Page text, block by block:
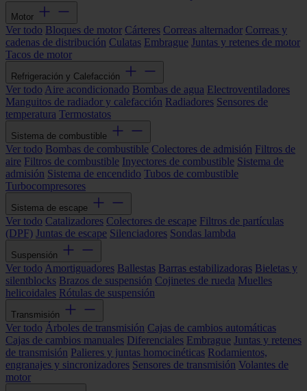
Motor
Ver todo Bloques de motor Cárteres Correas alternador Correas y
cadenas de distribución Culatas Embrague Juntas y retenes de motor
Tacos de motor
Refrigeración y Calefacción
Ver todo Aire acondicionado Bombas de agua Electroventiladores
Manguitos de radiador y calefacción Radiadores Sensores de
temperatura Termostatos
Sistema de combustible
Ver todo Bombas de combustible Colectores de admisión Filtros de
aire Filtros de combustible Inyectores de combustible Sistema de
admisión Sistema de encendido Tubos de combustible
Turbocompresores
Sistema de escape
Ver todo Catalizadores Colectores de escape Filtros de partículas
(DPF) Juntas de escape Silenciadores Sondas lambda
Suspensión
Ver todo Amortiguadores Ballestas Barras estabilizadoras Bieletas y
silentblocks Brazos de suspensión Cojinetes de rueda Muelles
helicoidales Rótulas de suspensión
Transmisión
Ver todo Árboles de transmisión Cajas de cambios automáticas
Cajas de cambios manuales Diferenciales Embrague Juntas y retenes
de transmisión Palieres y juntas homocinéticas Rodamientos,
engranajes y sincronizadores Sensores de transmisión Volantes de
motor